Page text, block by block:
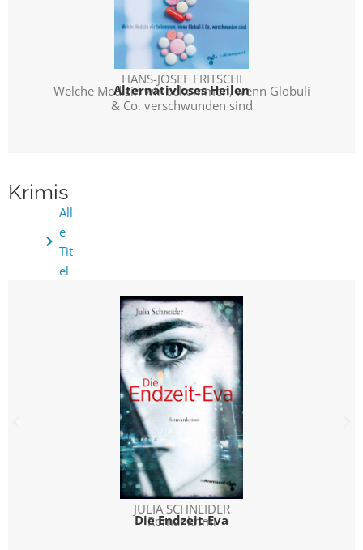
HANS-JOSEF FRITSCHI
Alternativloses Heilen
Welche Medizin wir bekommen, wenn Globuli
& Co. verschwunden sind
Krimis
All
e
Tit
el
JULIA SCHNEIDER
Die Endzeit-Eva
Romankrimi